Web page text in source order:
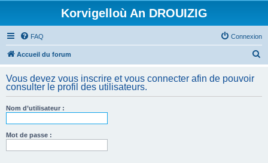
Korvigelloù An DROUIZIG
FAQ Connexion
Accueil du forum
h
Vous devez vous inscrire et vous connecter afin de pouvoir
consulter le profil des utilisateurs.
Nom d’utilisateur :
Mot de passe :